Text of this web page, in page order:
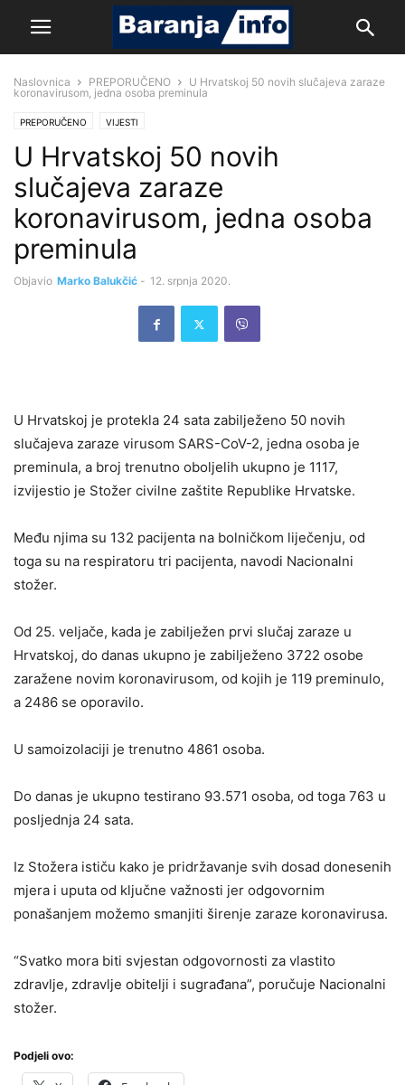
Naslovnica PREPORUČENO
U Hrvatskoj 50 novih slučajeva zaraze
koronavirusom, jedna osoba preminula
PREPORUČENO VIJESTI
U Hrvatskoj 50 novih
slučajeva zaraze
koronavirusom, jedna osoba
preminula
Objavio Marko Balukčić - 12. srpnja 2020.
U Hrvatskoj je protekla 24 sata zabilježeno 50 novih
slučajeva zaraze virusom SARS-CoV-2, jedna osoba je
preminula, a broj trenutno oboljelih ukupno je 1117,
izvijestio je Stožer civilne zaštite Republike Hrvatske.
Među njima su 132 pacijenta na bolničkom liječenju, od
toga su na respiratoru tri pacijenta, navodi Nacionalni
stožer.
Od 25. veljače, kada je zabilježen prvi slučaj zaraze u
Hrvatskoj, do danas ukupno je zabilježeno 3722 osobe
zaražene novim koronavirusom, od kojih je 119 preminulo,
a 2486 se oporavilo.
U samoizolaciji je trenutno 4861 osoba.
Do danas je ukupno testirano 93.571 osoba, od toga 763 u
posljednja 24 sata.
Iz Stožera ističu kako je pridržavanje svih dosad donesenih
mjera i uputa od ključne važnosti jer odgovornim
ponašanjem možemo smanjiti širenje zaraze koronavirusa.
“Svatko mora biti svjestan odgovornosti za vlastito
zdravlje, zdravlje obitelji i sugrađana”, poručuje Nacionalni
stožer.
Podjeli ovo: